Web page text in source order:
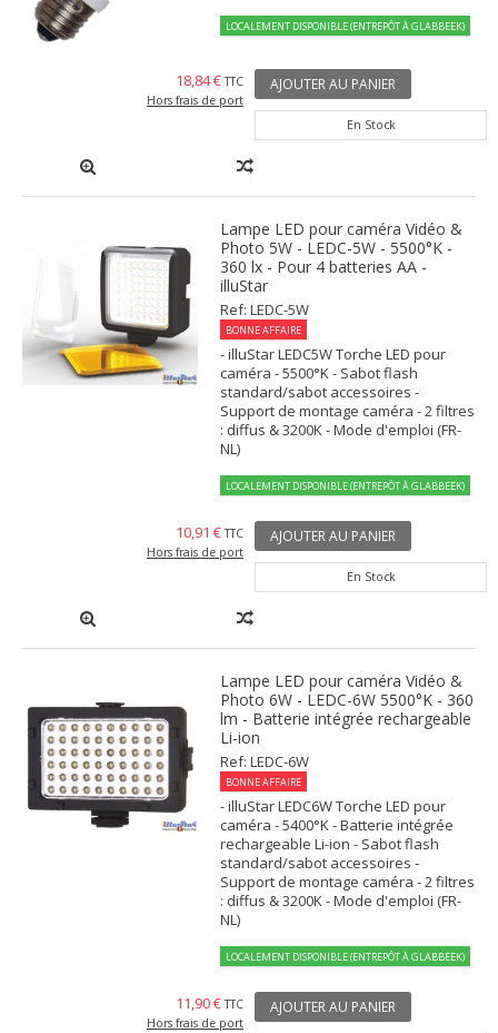
LOCALEMENT DISPONIBLE (ENTREPÔT À GLABBEEK)
18,84 € TTC
Hors frais de port
AJOUTER AU PANIER
En Stock
Lampe LED pour caméra Vidéo &
Photo 5W - LEDC-5W - 5500°K -
360 lx - Pour 4 batteries AA -
illuStar
Ref: LEDC-5W
BONNE AFFAIRE
- illuStar LEDC5W Torche LED pour
caméra - 5500°K - Sabot flash
standard/sabot accessoires -
Support de montage caméra - 2 filtres
: diffus & 3200K - Mode d'emploi (FR-
NL)
LOCALEMENT DISPONIBLE (ENTREPÔT À GLABBEEK)
10,91 € TTC
Hors frais de port
AJOUTER AU PANIER
En Stock
Lampe LED pour caméra Vidéo &
Photo 6W - LEDC-6W 5500°K - 360
lm - Batterie intégrée rechargeable
Li-ion
Ref: LEDC-6W
BONNE AFFAIRE
- illuStar LEDC6W Torche LED pour
caméra - 5400°K - Batterie intégrée
rechargeable Li-ion - Sabot flash
standard/sabot accessoires -
Support de montage caméra - 2 filtres
: diffus & 3200K - Mode d'emploi (FR-
NL)
LOCALEMENT DISPONIBLE (ENTREPÔT À GLABBEEK)
11,90 € TTC
Hors frais de port
AJOUTER AU PANIER